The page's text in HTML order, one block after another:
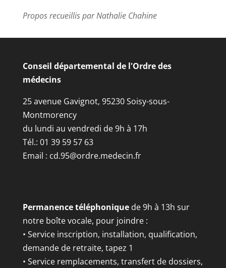
Propos recueillis par Nathalie Chahine
Conseil départemental de l'Ordre des
médecins
25 avenue Gavignot, 95230 Soisy-sous-
Montmorency
du lundi au vendredi de 9h à 17h
Tél.: 01 39 59 57 63
Email : cd.95@ordre.medecin.fr
Permanence téléphoniquede 9h à 13h sur
notre boîte vocale, pour joindre :
• Service inscription, installation, qualification,
demande de retraite, tapez 1
• Service remplacements, transfert de dossiers,